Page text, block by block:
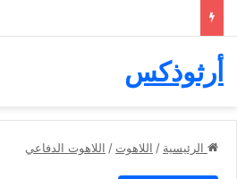
أرثوذكس
الرئيسية / اللاهوت / اللاهوت الدفاعي